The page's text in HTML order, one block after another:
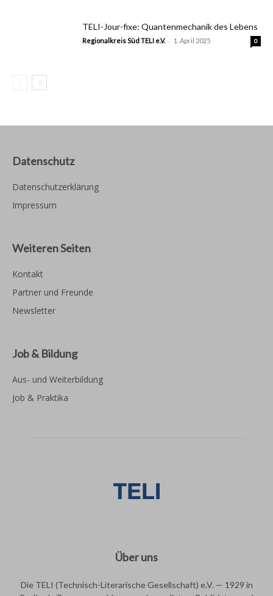
TELI-Jour-fixe: Quantenmechanik des Lebens
Regionalkreis Süd TELI e.V. - 1. April 2025 0
Datenschutz
Datenschutzerklärung
Impressum
Weiteren Seiten
Kontakt
Partner und Freunde
Newsletter
Job & Bildung
Aus- und Weiterbildung
Job & Praktika
Über uns
Die TELI (Technisch-Literarische Gesellschaft) e.V. — 1929 in